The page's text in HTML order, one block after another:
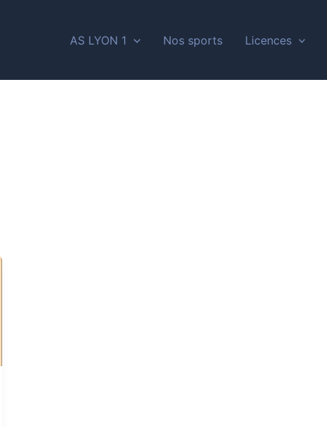
AS LYON 1 Nos sports Licences